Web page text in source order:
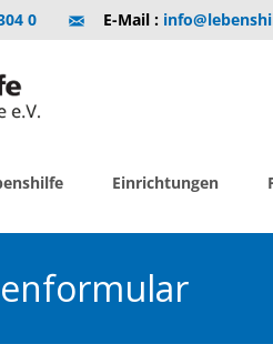
0 E-Mail :
Einrichtungen